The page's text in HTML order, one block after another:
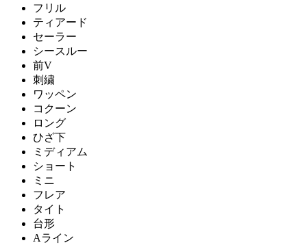
フリル
ティアード
セーラー
シースルー
前V
刺繍
ワッペン
コクーン
ロング
ひざ下
ミディアム
ショート
ミニ
フレア
タイト
台形
Aライン